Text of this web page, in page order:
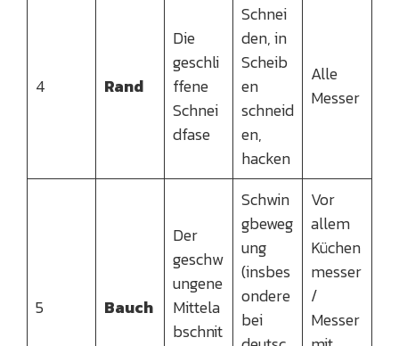
4 Rand
Die
geschli
ffene
Schnei
dfase
Schnei
den, in
Scheib
en
schneid
en,
hacken
Alle
Messer
5 Bauch
Der
geschw
ungene
Mittela
bschnit
Schwin
gbeweg
ung
(insbes
ondere
bei
Vor
allem
Küchen
messer
/
Messer